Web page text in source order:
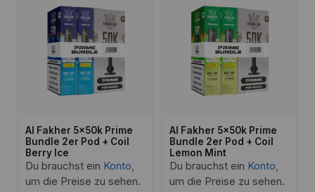
Al Fakher 5x50k Prime
Bundle 2er Pod + Coil
Berry Ice
Du brauchst ein Konto,
um die Preise zu sehen.
Al Fakher 5x50k Prime
Bundle 2er Pod + Coil
Lemon Mint
Du brauchst ein Konto,
um die Preise zu sehen.